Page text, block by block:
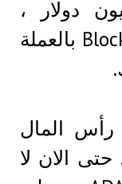
100 مليون دولار ،
وكان اهتمام مجتمع Blockchain بالعملة
رأس المال
الان لا